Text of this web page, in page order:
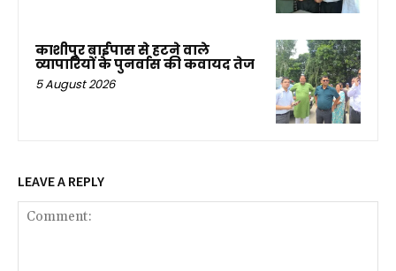
काशीपुर बाईपास से हटने वाले
व्यापारियों के पुनर्वास की कवायद तेज
5 August 2026
LEAVE A REPLY